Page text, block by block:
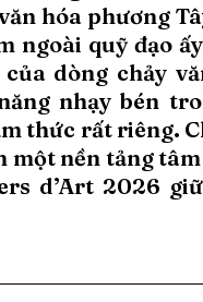
hóa phương
ngoài quỹ đạo
dòng chảy
nhạy bén
thức rất riêng.
một nền tảng
d’Art 2026